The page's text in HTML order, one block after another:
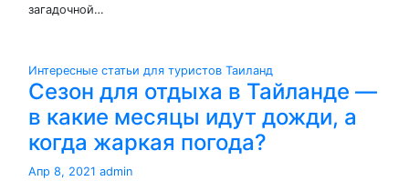
загадочной…
Интересные статьи для туристов Таиланд
Сезон для отдыха в Тайланде —
в какие месяцы идут дожди, а
когда жаркая погода?
Апр 8, 2021 admin